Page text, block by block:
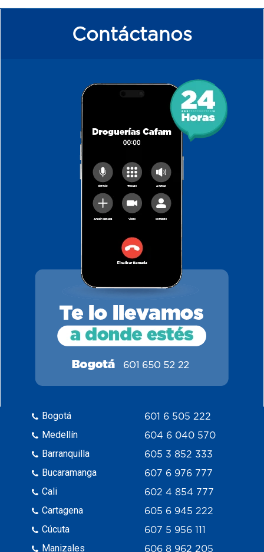
Contáctanos
Bogotá
Medellín
Barranquilla
Bucaramanga
Cali
Cartagena
Cúcuta
Manizales
601 6 505 222
604 6 040 570
605 3 852 333
607 6 976 777
602 4 854 777
605 6 945 222
607 5 956 111
606 8 962 205